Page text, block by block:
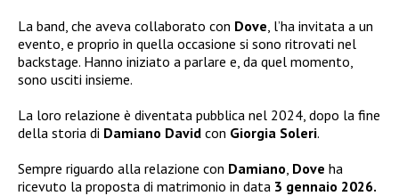
La band, che aveva collaborato con Dove , l’ha invitata a un
evento, e proprio in quella occasione si sono ritrovati nel
backstage. Hanno iniziato a parlare e, da quel momento,
sono usciti insieme.
La loro relazione è diventata pubblica nel 2024, dopo la fine
della storia di Damiano David con Giorgia Soleri.
Sempre riguardo alla relazione con Damiano Dove ha
ricevuto la proposta di matrimonio in data 3 gennaio 2026.